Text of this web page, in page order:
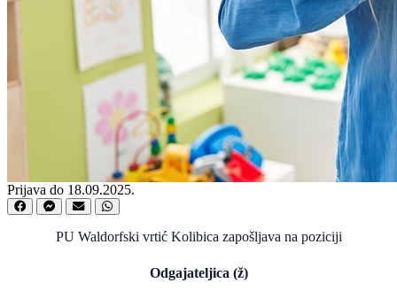
Prijava do 18.09.2025.
PU Waldorfski vrtić Kolibica zapošljava na poziciji
Odgajateljica (ž)